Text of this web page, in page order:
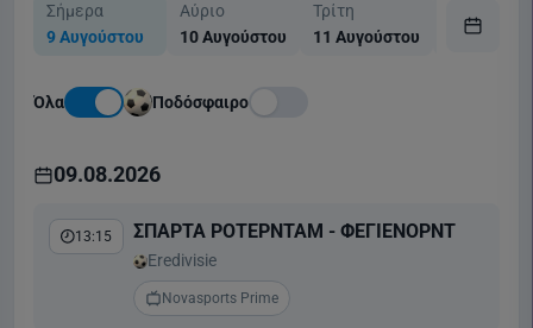
Σήμερα
9 Αυγούστου
Αύριο
10 Αυγούστου
Τρίτη
11 Αυγούστου
12
Όλα Ποδόσφαιρο
09.08.2026
13:15 ΣΠΑΡΤΑ ΡΟΤΕΡΝΤΑΜ - ΦΕΓΙΕΝΟΡΝΤ
Eredivisie
Novasports Prime